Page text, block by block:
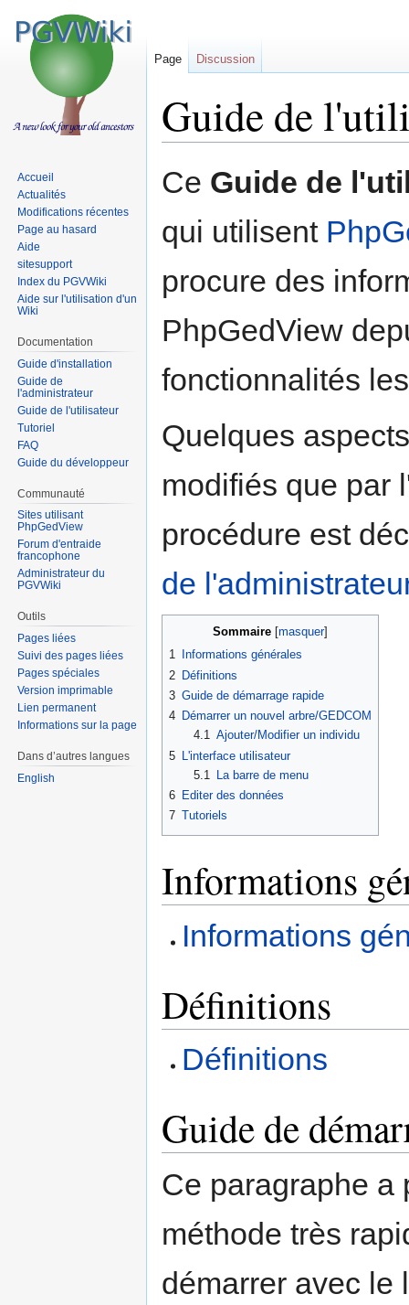
Guide de
à
navigation
à
recherche
Ce Guide de
qui utilisent
procure des
PhpGedView
fonctionnalités
Quelques
modifiés que par
procédure est
de
Sommaire
1
Informations générales
2 Définitions
3 Guide de démarrage rapide
4 Démarrer un nouvel arbre/GEDCOM
4.1 Ajouter/Modifier un individu
5
L'interface utilisateur
5.1
La barre de menu
6 Editer des données
7 Tutoriels
Informations
Informations
Définitions
Définitions
Guide de
Ce paragraphe a
méthode très
démarrer avec
Page Discussion
Accueil
Actualités
Modifications récentes
Page au hasard
Aide
sitesupport
Index du PGVWiki
Aide sur l'utilisation d'un
Wiki
Documentation
Guide d'installation
Guide de
l'administrateur
Guide de l'utilisateur
Tutoriel
FAQ
Guide du développeur
Communauté
Sites utilisant
PhpGedView
Forum d'entraide
francophone
Administrateur du
PGVWiki
Outils
Pages liées
Suivi des pages liées
Pages spéciales
Version imprimable
Lien permanent
Informations sur la page
Dans d’autres langues
English